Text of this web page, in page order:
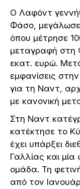
Ο Λαφόντ
Φάσο, μεγάλωσε
όπου μέτρησε
μεταγραφή στη
εκατ. ευρώ.
εμφανίσεις
για τη Ναντ,
με κανονική
Στη Ναντ
κατέκτησε το
έχει υπάρξει
Γαλλίας και
ομάδα. Τη
από τον